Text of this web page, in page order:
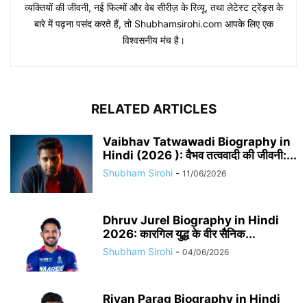
व्यक्तियों की जीवनी, नई फिल्मों और वेब सीरीज़ के रिव्यू, तथा लेटेस्ट ट्रेंड्स के
बारे में पढ़ना पसंद करते हैं, तो Shubhamsirohi.com आपके लिए एक
विश्वसनीय मंच है।
RELATED ARTICLES
Vaibhav Tatwawadi Biography in
Hindi (2026 ): वैभव तत्ववादी की जीवनी:...
Shubham Sirohi - 11/06/2026
Dhruv Jurel Biography in Hindi
2026: कारगिल युद्ध के वीर सैनिक...
Shubham Sirohi - 04/06/2026
Riyan Parag Biography in Hindi